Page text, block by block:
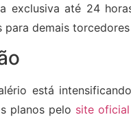
exclusiva até 24
demais
está
planos pelo site oficial